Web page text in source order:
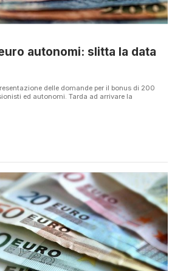
autonomi: slitta la data
delle domande per il bonus di 200
ed autonomi. Tarda ad arrivare la